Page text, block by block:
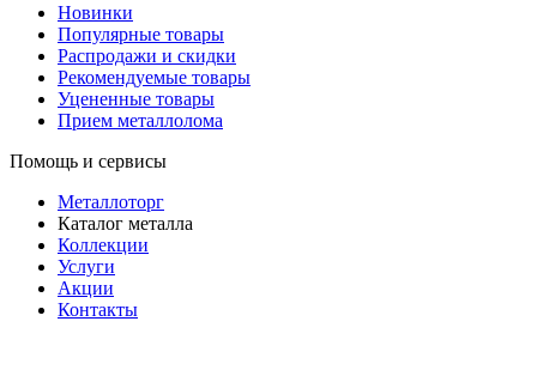
Новинки
Популярные товары
Распродажи и скидки
Рекомендуемые товары
Уцененные товары
Прием металлолома
Помощь и сервисы
Металлоторг
Каталог металла
Коллекции
Услуги
Акции
Контакты